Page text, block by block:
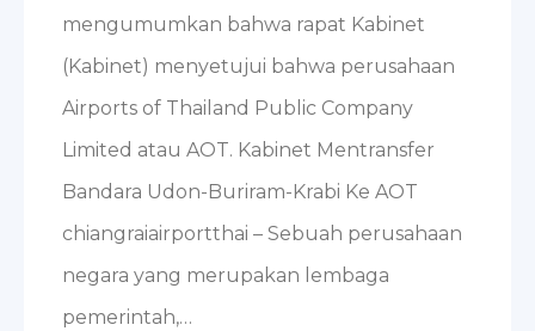
mengumumkan bahwa rapat Kabinet
(Kabinet) menyetujui bahwa perusahaan
Airports of Thailand Public Company
Limited atau AOT. Kabinet Mentransfer
Bandara Udon-Buriram-Krabi Ke AOT
chiangraiairportthai – Sebuah perusahaan
negara yang merupakan lembaga
pemerintah,…